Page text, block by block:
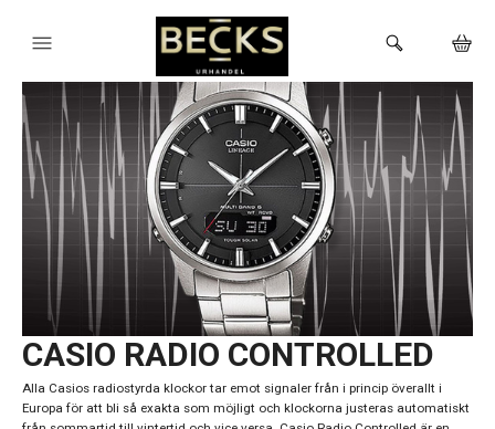
HEM
KLOCKOR
VARUMÄRKEN
BUTIKEN
CASIO RADIO CONTROLLED
Alla Casios radiostyrda klockor tar emot signaler från i princip överallt i
Europa för att bli så exakta som möjligt och klockorna justeras automatiskt